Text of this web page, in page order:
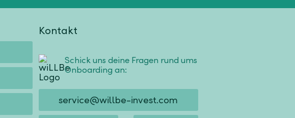
Kontakt
Schick uns deine Fragen rund ums
Onboarding an:
service@willbe-invest.com